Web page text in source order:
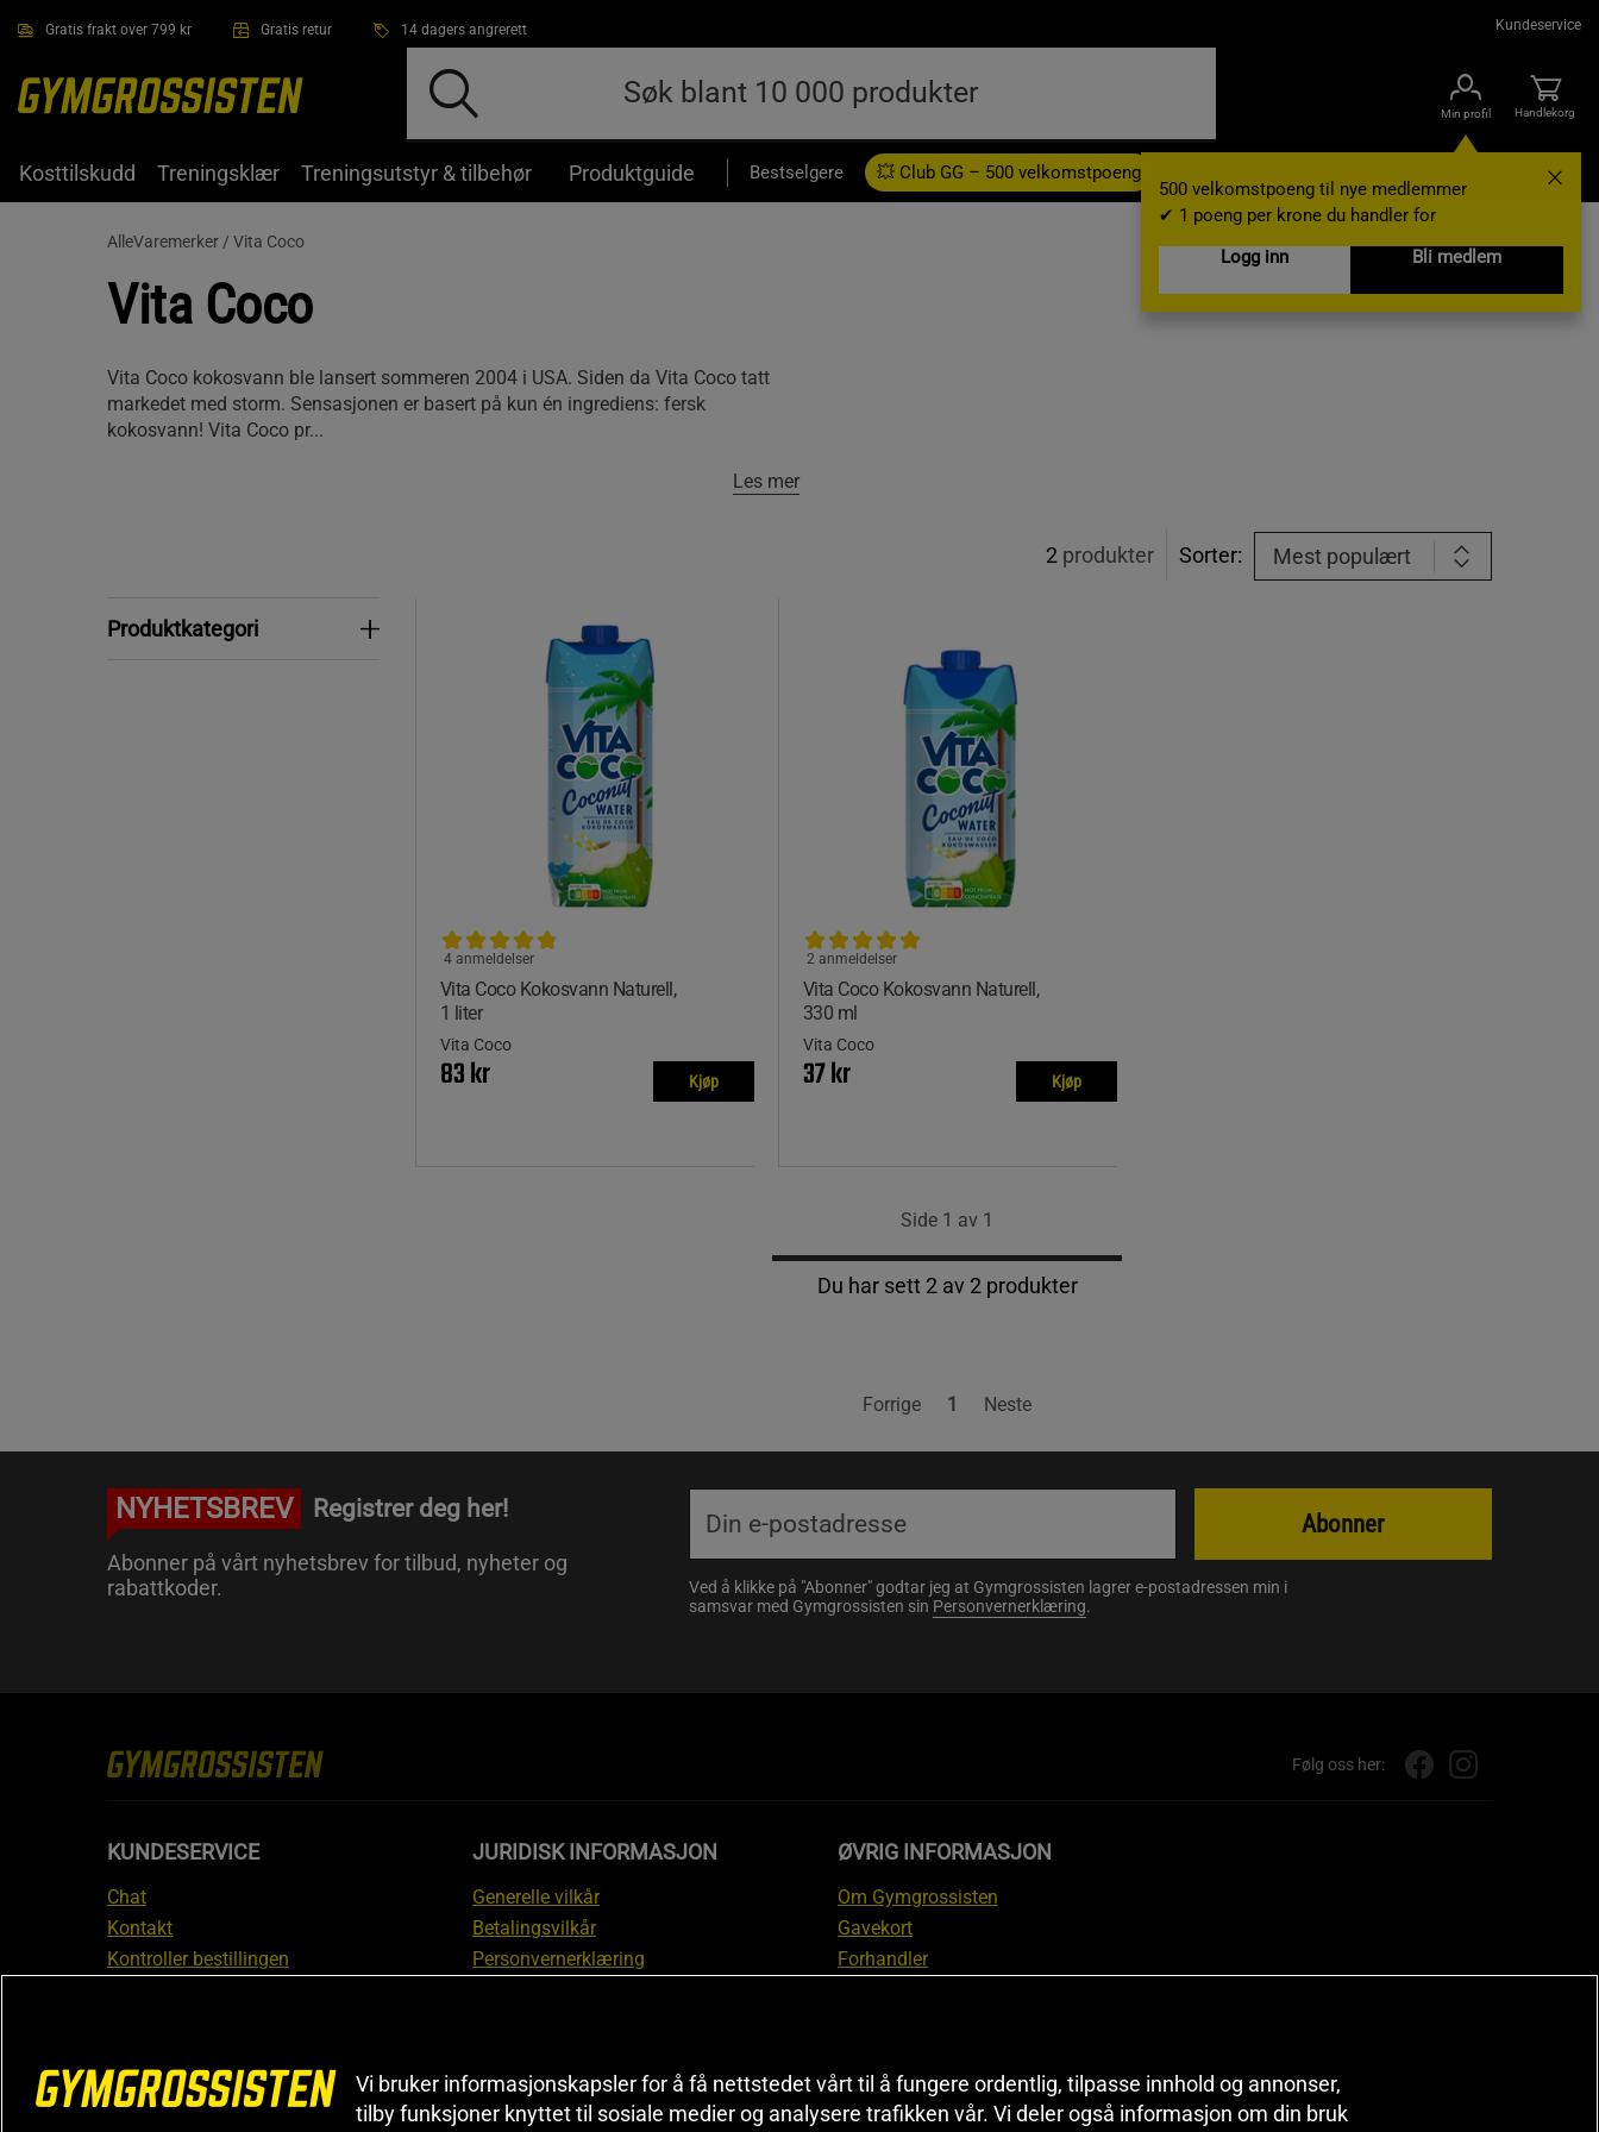
Gratis frakt over 799 kr Gratis retur 14 dagers angrerett Kundeservice
Min profil
500 velkomstpoeng til nye medlemmer
✔ 1 poeng per krone du handler for
Logg inn
Bli medlem
Handlekorg
Kosttilskudd Treningsklær Treningsutstyr & tilbehør Produktguide Bestselgere 💥 Club GG – 500 velkomstpoeng Gavekort
AlleVaremerker / Vita Coco
Vita Coco
Vita Coco kokosvann ble lansert sommeren 2004 i USA. Siden da Vita Coco tatt
markedet med storm. Sensasjonen er basert på kun én ingrediens: fersk
kokosvann! Vita Coco pr...
Les mer
2 produkter Sorter: Mest populært
ProduktkategoriProduktkategori
Vita Coco Kokosvann Naturell,
1 liter
4 anmeldelser
Vita Coco
83 kr Kjøp
Vita Coco Kokosvann Naturell,
330 ml
2 anmeldelser
Vita Coco
37 kr Kjøp
Side 1 av 1
Du har sett 2 av 2 produkter
Forrige 1 Neste
NYHETSBREV Registrer deg her!
Abonner på vårt nyhetsbrev for tilbud, nyheter og
rabattkoder.
Ved å klikke på "Abonner" godtar jeg at Gymgrossisten lagrer e-postadressen min i
samsvar med Gymgrossisten sin Personvernerklæring.
Abonner
Følg oss her:
KUNDESERVICE
Chat
Kontakt
Kontroller bestillingen
JURIDISK INFORMASJON
Generelle vilkår
Betalingsvilkår
Personvernerklæring
Informasjon om angrerett og
reklamasjon
ØVRIG INFORMASJON
Om Gymgrossisten
Gavekort
Forhandler
Sitemap
Black Friday
Vi bruker informasjonskapsler for å få nettstedet vårt til å fungere ordentlig, tilpasse innhold og annonser,
tilby funksjoner knyttet til sosiale medier og analysere trafikken vår. Vi deler også informasjon om din bruk